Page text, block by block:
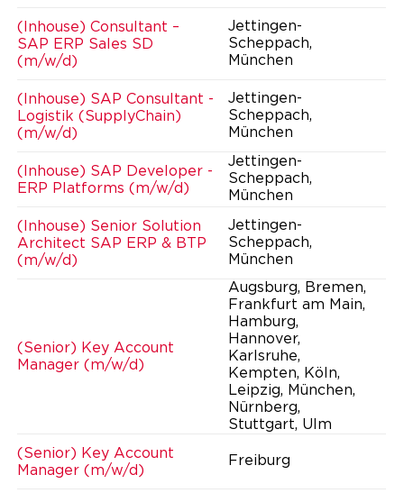
(Inhouse) Consultant –
SAP ERP Sales SD
(m/w/d)
Jettingen-
Scheppach,
München
(Inhouse) SAP Consultant -
Logistik (SupplyChain)
(m/w/d)
Jettingen-
Scheppach,
München
(Inhouse) SAP Developer -
ERP Platforms (m/w/d)
Jettingen-
Scheppach,
München
(Inhouse) Senior Solution
Architect SAP ERP & BTP
(m/w/d)
Jettingen-
Scheppach,
München
(Senior) Key Account
Manager (m/w/d)
Augsburg, Bremen,
Frankfurt am Main,
Hamburg,
Hannover,
Karlsruhe,
Kempten, Köln,
Leipzig, München,
Nürnberg,
Stuttgart, Ulm
(Senior) Key Account
Manager (m/w/d)
Freiburg